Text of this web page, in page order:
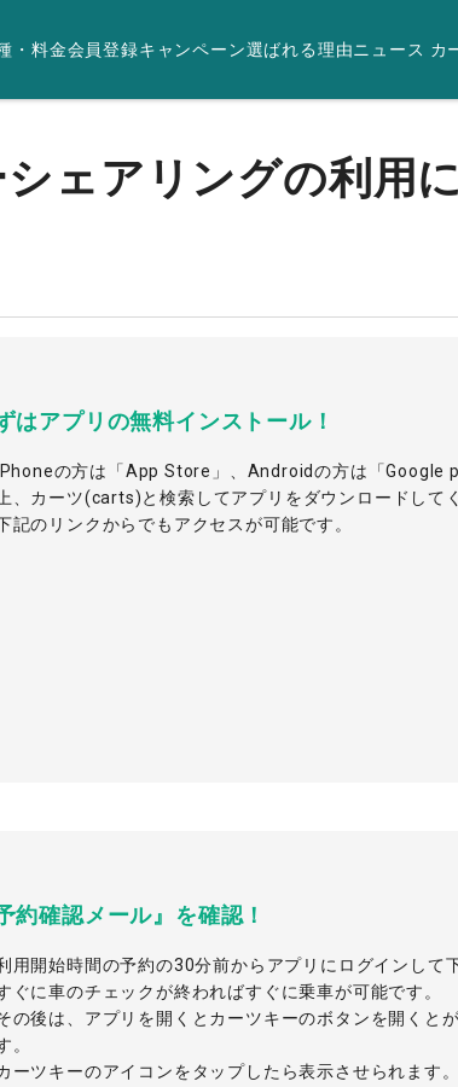
・料金会員登録キャンペーン選ばれる理由ニュース カ
ェアリングの利用
はアプリの無料インストール！
の方は「App Store」、Androidの方は「Google
上、カーツ(carts)と検索してアプリをダウンロードして
記のリンクからでもアクセスが可能です。
予約確認メール』を確認！
用開始時間の予約の30分前からアプリにログインして
ぐに車のチェックが終わればすぐに乗車が可能です。
の後は、アプリを開くとカーツキーのボタンを開くと
。
ーツキーのアイコンをタップしたら表示させられます。